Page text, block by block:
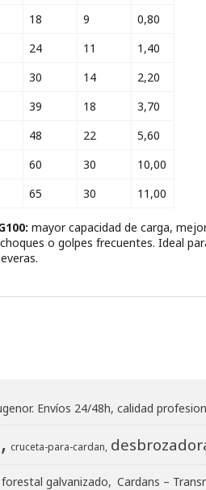
18 9
0,80
24 11
1,40
30 14
2,20
39 18
3,70
48 22
5,60
60 30
10,00
65 30 11,00
mayor capacidad de carga,
o golpes frecuentes. Ideal
Envíos 24/48h, calidad
cruceta-para-cardan
forestal galvanizado Cardans –